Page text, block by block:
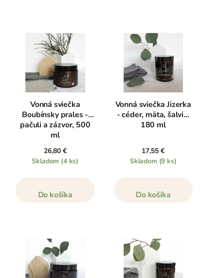
Vonná sviečka
Boubínsky prales -
pačuli a zázvor, 500
ml
26,80 €
Skladom (4 ks)
Do košíka
Vonná sviečka Jizerka
- céder, mäta, šalvia,
180 ml
17,55 €
Skladom (9 ks)
Do košíka